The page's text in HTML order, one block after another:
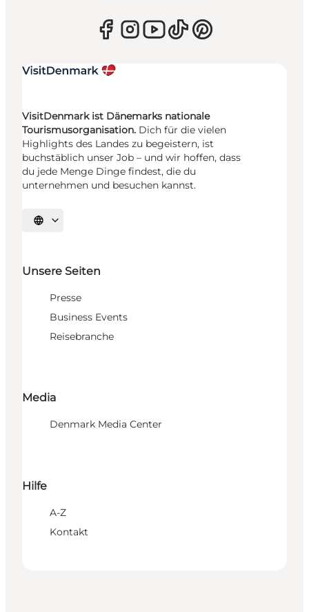
VisitDenmark ist Dänemarks nationale
Tourismusorganisation. Dich für die vielen
Highlights des Landes zu begeistern, ist
buchstäblich unser Job – und wir hoffen, dass
du jede Menge Dinge findest, die du
unternehmen und besuchen kannst.
Sprache auswählen
Unsere Seiten
Presse
Business Events
Reisebranche
Media
Denmark Media Center
Hilfe
A-Z
Kontakt